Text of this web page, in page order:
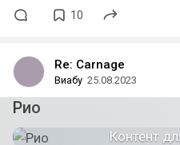
10
Re: Carnage
Виабу 25.08.2023
Рио
Контент